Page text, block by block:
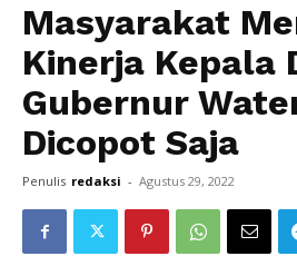
Masyarakat
Kinerja Kepala
Gubernur
Dicopot Saja
Penulis redaksi - Agustus 29, 2022